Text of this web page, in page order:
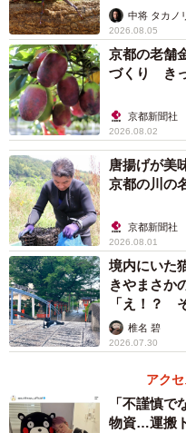
今後も観光客の受け入れ
市は具体的な数値目標を
代わりに、第2期観光振
光客の満足度85％以上」
指標を掲げる。繰り返し
さらには「住んでみたい
加を視野に入れているから
指標の達成に向け、市は
ンの重要性を強調する。
今、歴史や文化の魅力を
を強化する」（同課）と力
ただ、課題もある。
一つは街ぐるみの連携だ
らいリアル
中将 タカノ
2026.08.05
京都の老舗
づくり き
京都新聞社
2026.08.02
唐揚げが美
京都の川の
京都新聞社
2026.08.01
境内にいた
きやまさか
「え！？
椎名 碧
2026.07.30
アク
「不謹慎
物資…運搬